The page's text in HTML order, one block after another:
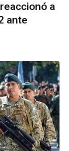
a
ante